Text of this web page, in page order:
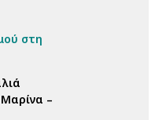
στη
–